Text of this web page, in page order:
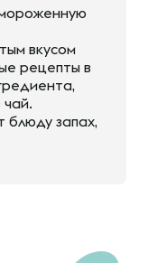
вкусом
рецепты в
блюду запах,